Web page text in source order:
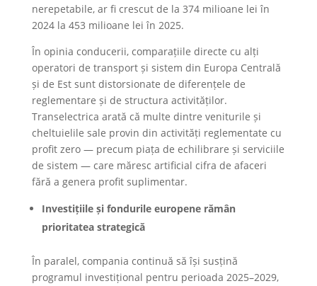
nerepetabile, ar fi crescut de la 374 milioane lei în
2024 la 453 milioane lei în 2025.
În opinia conducerii, comparațiile directe cu alți
operatori de transport și sistem din Europa Centrală
și de Est sunt distorsionate de diferențele de
reglementare și de structura activităților.
Transelectrica arată că multe dintre veniturile și
cheltuielile sale provin din activități reglementate cu
profit zero — precum piața de echilibrare și serviciile
de sistem — care măresc artificial cifra de afaceri
fără a genera profit suplimentar.
Investițiile și fondurile europene rămân
prioritatea strategică
În paralel, compania continuă să își susțină
programul investițional pentru perioada 2025–2029,